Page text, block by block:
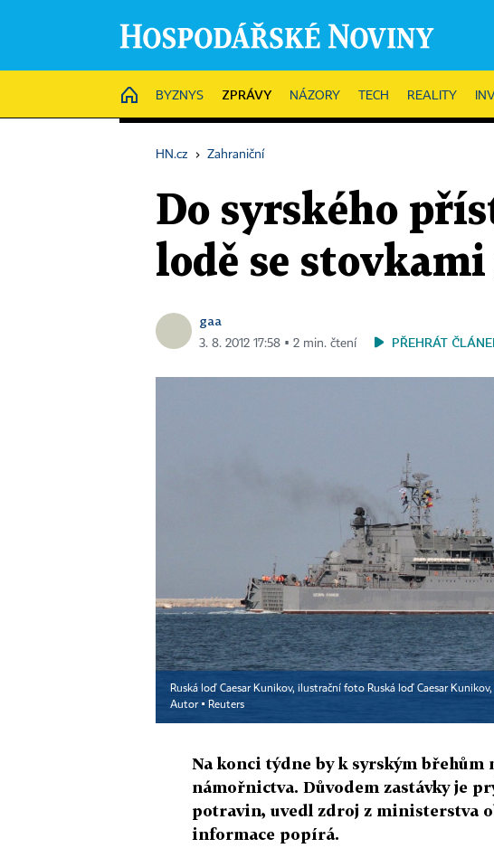
HOME
BYZNYS ZPRÁVY NÁZORY TECH REALITY
HN.cz › Zahraniční
Do syrského
lodě se
gaa
3. 8. 2012 17:58 ▪ 2 min. čtení PŘEHRÁT
Ruská loď Caesar Kunikov, ilustrační foto Ruská loď Caesar
Autor ▪ Reuters
Na konci týdne by k syrským
námořnictva. Důvodem zastávky je
potravin, uvedl zdroj z ministerstva
informace popírá.